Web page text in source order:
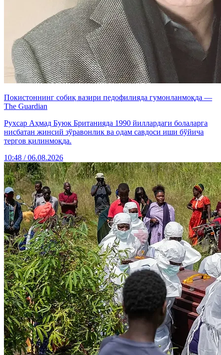
Покистоннинг собиқ вазири педофилияда гумонланмоқда —
The Guardian
Рухсар Аҳмад Буюк Британияда 1990 йиллардаги болаларга
нисбатан жинсий зўравонлик ва одам савдоси иши бўйича
тергов қилинмоқда.
10:48 / 06.08.2026